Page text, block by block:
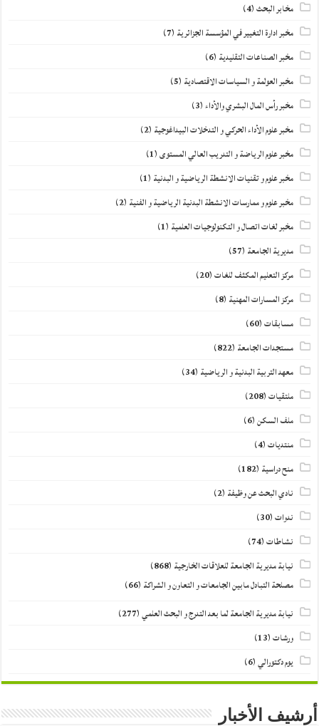
مخابر البحث(4)
مخبر ادارة التغيير في المؤسسة الجزائرية (7)
مخبر الصناعات التقليدية (6)
مخبر العولمة و السياسات الاقتصادية (5)
مخبر رأس المال البشري والأداء(3)
مخبر علوم الأداء الحركي و التدخلات البيداغوجية (2)
مخبر علوم الرياضة و التدريب العالي المستوى(1)
مخبر علوم و تقنيات الانشطة الرياضية و البدنية (1)
مخبر علوم و ممارسات الانشطة البدنية الرياضية و الفنية (2)
مخبر لغات اتصال و التكنولوجيات العلمية (1)
مديرية الجامعة (57)
مركز التعليم المكثف للغات(20)
مركز المسارات المهنية (8)
مسابقات(60)
مستجدات الجامعة (822)
معهد التربية البدنية و الرياضية (34)
ملتقيات(208)
ملف السكن(6)
منتديات(4)
منح دراسية (182)
نادي البحث عن وظيفة (2)
ندوات(30)
نشاطات(74)
نيابة مديرية الجامعة للعلاقات الخارجية (868)
مصلحة التبادل مابين الجامعات و التعاون و الشراكة (66)
نيابة مديرية الجامعة لما بعد التدرج و البحث العلمي(277)
ورشات(13)
يوم دكتورالي(6)
أرشيف الأخبار